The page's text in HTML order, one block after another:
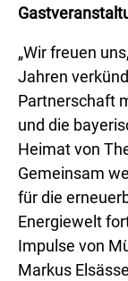
„Wir freuen
Jahren
Partnerschaft
und die
Heimat von
Gemeinsam
für die
Energiewelt
Impulse von
Markus